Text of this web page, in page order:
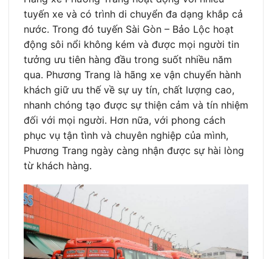
tuyến xe và có trình di chuyển đa dạng khắp cả
nước. Trong đó tuyến Sài Gòn – Bảo Lộc hoạt
động sôi nổi không kém và được mọi người tin
tưởng ưu tiên hàng đầu trong suốt nhiều năm
qua. Phương Trang là hãng xe vận chuyển hành
khách giữ ưu thế về sự uy tín, chất lượng cao,
nhanh chóng tạo được sự thiện cảm và tín nhiệm
đối với mọi người. Hơn nữa, với phong cách
phục vụ tận tình và chuyên nghiệp của mình,
Phương Trang ngày càng nhận được sự hài lòng
từ khách hàng.